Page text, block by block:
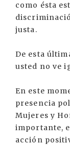
como ésta
justa.
De esta
usted no ve
En este
presencia
Mujeres y
importante,
acción